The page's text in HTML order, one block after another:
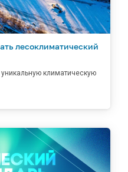
лесоклиматический
климатическую